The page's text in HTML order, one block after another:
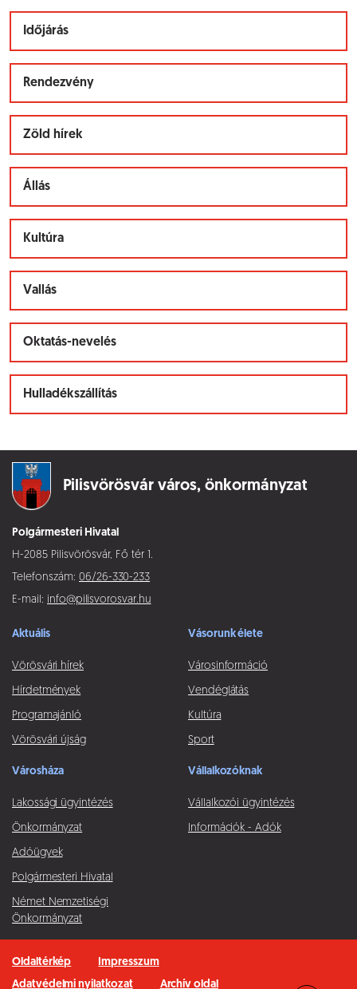
Időjárás
Rendezvény
Zöld hírek
Állás
Kultúra
Vallás
Oktatás-nevelés
Hulladékszállítás
Pilisvörösvár város, önkormányzat
Polgármesteri Hivatal
H-2085 Pilisvörösvár, Fő tér 1.
Telefonszám: 06/26-330-233
E-mail: info@pilisvorosvar.hu
Aktuális
Vörösvári hírek
Hírdetmények
Programajánló
Vörösvári újság
Vásorunk élete
Városinformáció
Vendéglátás
Kultúra
Sport
Városháza
Lakossági ügyintézés
Önkormányzat
Adóügyek
Polgármesteri Hivatal
Német Nemzetiségi
Önkormányzat
Vállalkozóknak
Vállalkozói ügyintézés
Információk - Adók
Oldaltérkép
Impresszum
Adatvédelmi nyilatkozat
Archív oldal